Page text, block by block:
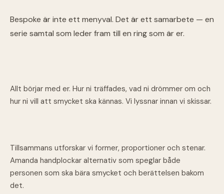
Bespoke är inte ett menyval. Det är ett samarbete — en
serie samtal som leder fram till en ring som är er.
Allt börjar med er. Hur ni träffades, vad ni drömmer om och
hur ni vill att smycket ska kännas. Vi lyssnar innan vi skissar.
Tillsammans utforskar vi former, proportioner och stenar.
Amanda handplockar alternativ som speglar både
personen som ska bära smycket och berättelsen bakom
det.